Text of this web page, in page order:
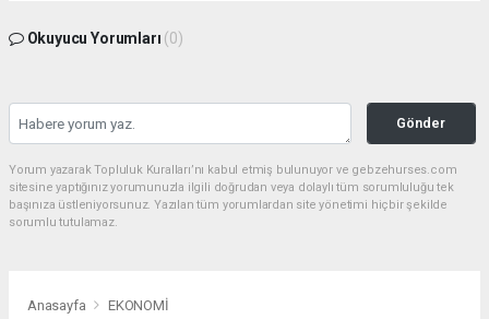
Okuyucu Yorumları (0)
Gönder
Yorum yazarak Topluluk Kuralları’nı kabul etmiş bulunuyor ve gebzehurses.com
sitesine yaptığınız yorumunuzla ilgili doğrudan veya dolaylı tüm sorumluluğu tek
başınıza üstleniyorsunuz. Yazılan tüm yorumlardan site yönetimi hiçbir şekilde
sorumlu tutulamaz.
Anasayfa EKONOMİ